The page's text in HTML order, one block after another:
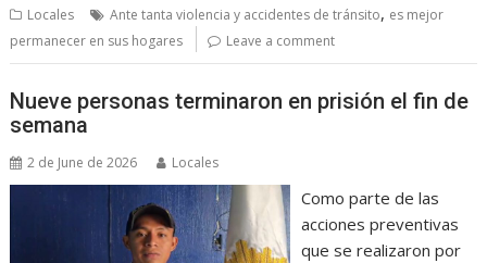
Locales Ante tanta violencia y accidentes de tránsito, es mejor
permanecer en sus hogares
Leave a comment
Nueve personas terminaron en prisión el fin de
semana
2 de June de 2026 Locales
Como parte de las
acciones preventivas
que se realizaron por